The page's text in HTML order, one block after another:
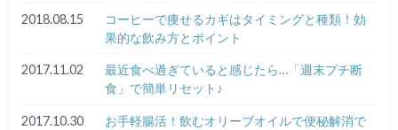
2018.08.15
コーヒーで痩せるカギはタイミングと種類！効
果的な飲み方とポイント
2017.11.02
最近食べ過ぎていると感じたら…「週末プチ断
食」で簡単リセット♪
2017.10.30
お手軽腸活！飲むオリーブオイルで便秘解消で